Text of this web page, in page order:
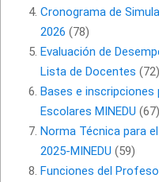
Cronograma de
2026 (78)
Evaluación de
Lista de Docentes (72)
Bases e
Escolares MINEDU (67)
Norma Técnica para
2025-MINEDU (59)
Funciones del